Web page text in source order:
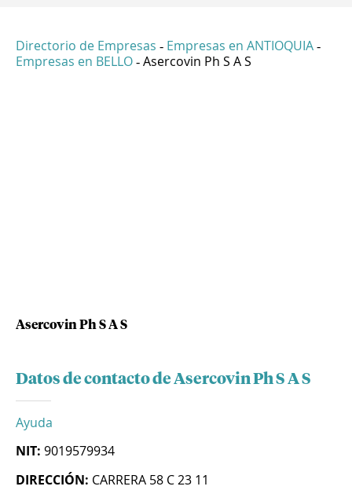
Directorio de Empresas - Empresas en ANTIOQUIA -
Empresas en BELLO - Asercovin Ph S A S
Asercovin Ph S A S
Datos de contacto de Asercovin Ph S A S
Ayuda
NIT: 9019579934
DIRECCIÓN: CARRERA 58 C 23 11